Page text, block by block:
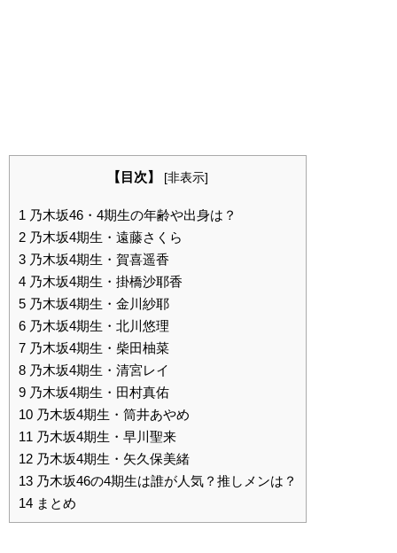
【目次】 [非表示]
1 乃木坂46・4期生の年齢や出身は？
2 乃木坂4期生・遠藤さくら
3 乃木坂4期生・賀喜遥香
4 乃木坂4期生・掛橋沙耶香
5 乃木坂4期生・金川紗耶
6 乃木坂4期生・北川悠理
7 乃木坂4期生・柴田柚菜
8 乃木坂4期生・清宮レイ
9 乃木坂4期生・田村真佑
10 乃木坂4期生・筒井あやめ
11 乃木坂4期生・早川聖来
12 乃木坂4期生・矢久保美緒
13 乃木坂46の4期生は誰が人気？推しメンは？
14 まとめ